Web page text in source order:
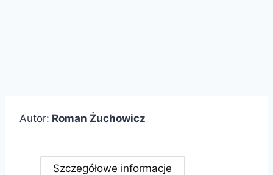
Autor: Roman Żuchowicz
Szczegółowe informacje